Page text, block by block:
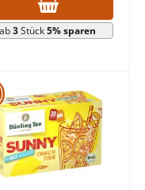
ab3Stück5% sparen